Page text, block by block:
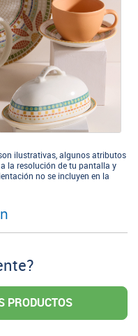
ilustrativas, algunos atributos
la resolución de tu pantalla y
no se incluyen en la
PRODUCTOS